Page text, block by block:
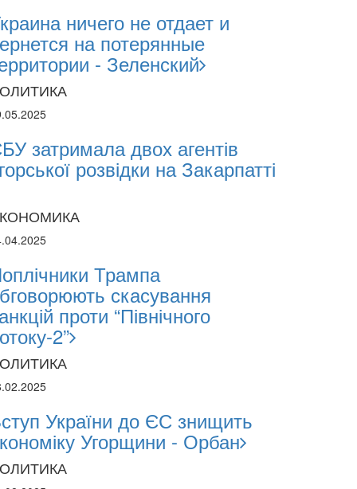
Abasov: How Ukrainian Businesses
and Hedge Risks During War
ничего не отдает и
на потерянные
- Зеленский
затримала двох агентів
розвідки на Закарпатті
Трампа
скасування
проти “Північного
2”
України до ЄС знищить
Угорщини - Орбан